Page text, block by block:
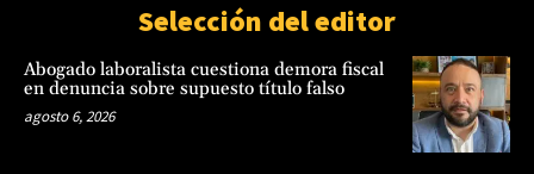
Selección del editor
Abogado laboralista cuestiona demora fiscal
en denuncia sobre supuesto título falso
agosto 6, 2026